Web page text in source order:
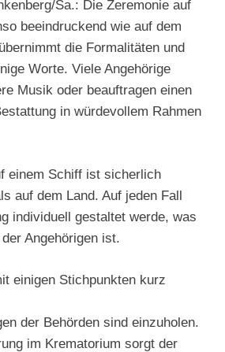
Sa.: Die Zeremonie auf
beeindruckend wie auf dem
die Formalitäten und
Worte. Viele Angehörige
Musik oder beauftragen einen
in würdevollem Rahmen
einem Schiff ist sicherlich
auf dem Land. Auf jeden Fall
individuell gestaltet werde, was
Angehörigen ist.
einigen Stichpunkten kurz
der Behörden sind einzuholen.
im Krematorium sorgt der